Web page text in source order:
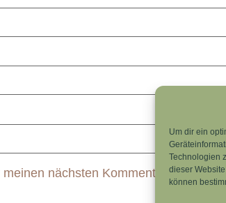
Um dir ein
Technologien
dieser
können
nächsten Kommentar